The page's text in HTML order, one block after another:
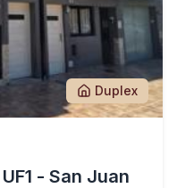
Duplex
Ph de 3 amb a la calle UF1 - San Juan